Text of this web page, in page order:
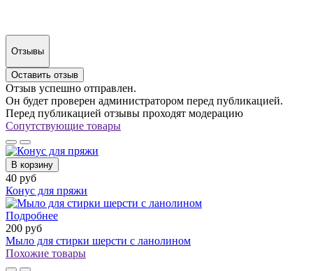
Отзывы
Оставить отзыв
Отзыв успешно отправлен.
Он будет проверен администратором перед публикацией.
Перед публикацией отзывы проходят модерацию
Сопутствующие товары
В корзину
40 руб
Конус для пряжи
Подробнее
200 руб
Мыло для стирки шерсти с ланолином
Похожие товары